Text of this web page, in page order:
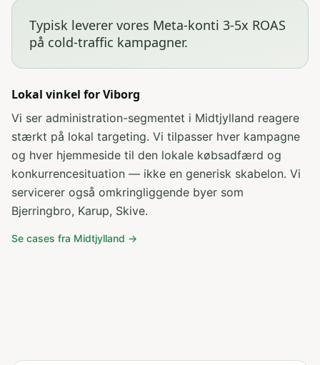
Typisk leverer vores Meta-konti 3-5x ROAS
på cold-traffic kampagner.
Lokal vinkel forViborg
Vi ser administration-segmentet i Midtjylland reagere
stærkt på lokal targeting. Vi tilpasser hver kampagne
og hver hjemmeside til den lokale købsadfærd og
konkurrencesituation — ikke en generisk skabelon. Vi
servicerer også omkringliggende byer som
Bjerringbro, Karup, Skive.
Se cases fra Midtjylland →